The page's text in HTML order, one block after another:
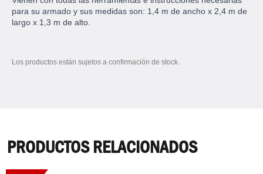
para su armado y sus medidas son: 1,4 m de ancho x 2,4 m de
largo x 1,3 m de alto.
Los productos están sujetos a confirmación de stock.
PRODUCTOS RELACIONADOS